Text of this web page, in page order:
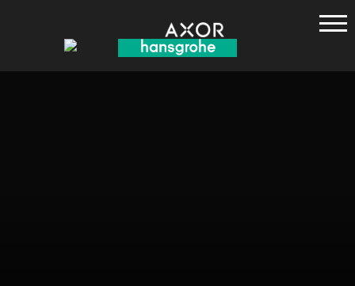
גרואה